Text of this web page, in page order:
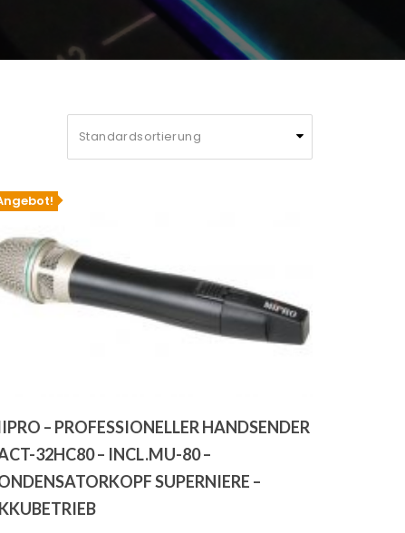
– PROFESSIONELLER HANDSENDER
32HC80 – INCL.MU-80 –
SUPERNIERE –